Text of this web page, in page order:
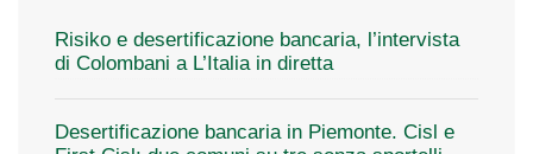
Risiko e desertificazione bancaria, l’intervista
di Colombani a L’Italia in diretta
Desertificazione bancaria in Piemonte. Cisl e